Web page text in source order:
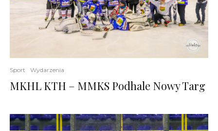
Sport Wydarzenia
MKHL KTH – MMKS Podhale Nowy Targ